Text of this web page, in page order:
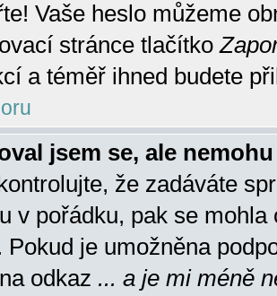
Vaše heslo můžeme
stránce tlačítko
a téměř ihned budete
jsem se, ale
že zadáváte
v pořádku, pak se
Pokud je umožněna
odkaz ... a je mi méně